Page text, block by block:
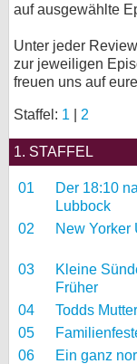
auf ausgewählte
Unter jeder
zur jeweiligen
freuen uns auf
Staffel: 1 2
1. STAFFEL
01
Der 18:10
Lubbock
02 New Yorker
03
Kleine
Früher
04 Todds Mutter
05
06
Ein ganz